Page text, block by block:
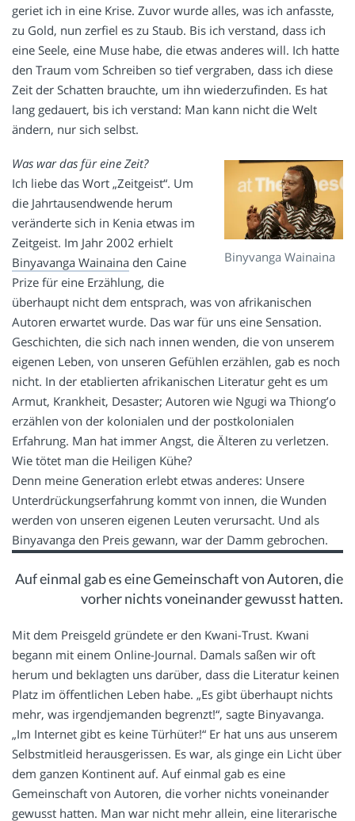
geriet ich in eine Krise. Zuvor wurde alles, was ich anfasste,
zu Gold, nun zerfiel es zu Staub. Bis ich verstand, dass ich
eine Seele, eine Muse habe, die etwas anderes will. Ich hatte
den Traum vom Schreiben so tief vergraben, dass ich diese
Zeit der Schatten brauchte, um ihn wiederzufinden. Es hat
lang gedauert, bis ich verstand: Man kann nicht die Welt
ändern, nur sich selbst.
Binyvanga Wainaina
Was war das für eine Zeit?
Ich liebe das Wort „Zeitgeist“. Um
die Jahrtausendwende herum
veränderte sich in Kenia etwas im
Zeitgeist. Im Jahr 2002 erhielt
Binyavanga Wainaina den Caine
Prize für eine Erzählung, die
überhaupt nicht dem entsprach, was von afrikanischen
Autoren erwartet wurde. Das war für uns eine Sensation.
Geschichten, die sich nach innen wenden, die von unserem
eigenen Leben, von unseren Gefühlen erzählen, gab es noch
nicht. In der etablierten afrikanischen Literatur geht es um
Armut, Krankheit, Desaster; Autoren wie Ngugi wa Thiong’o
erzählen von der kolonialen und der postkolonialen
Erfahrung. Man hat immer Angst, die Älteren zu verletzen.
Wie tötet man die Heiligen Kühe?
Denn meine Generation erlebt etwas anderes: Unsere
Unterdrückungserfahrung kommt von innen, die Wunden
werden von unseren eigenen Leuten verursacht. Und als
Binyavanga den Preis gewann, war der Damm gebrochen.
Auf einmal gab es eine Gemeinschaft von Autoren, die
vorher nichts voneinander gewusst hatten.
Mit dem Preisgeld gründete er den Kwani-Trust. Kwani
begann mit einem Online-Journal. Damals saßen wir oft
herum und beklagten uns darüber, dass die Literatur keinen
Platz im öffentlichen Leben habe. „Es gibt überhaupt nichts
mehr, was irgendjemanden begrenzt!“, sagte Binyavanga.
„Im Internet gibt es keine Türhüter!“ Er hat uns aus unserem
Selbstmitleid herausgerissen. Es war, als ginge ein Licht über
dem ganzen Kontinent auf. Auf einmal gab es eine
Gemeinschaft von Autoren, die vorher nichts voneinander
gewusst hatten. Man war nicht mehr allein, eine literarische